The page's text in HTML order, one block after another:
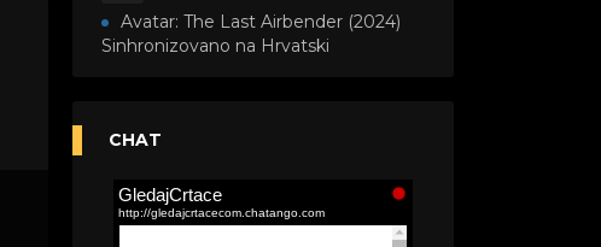
Avatar: The Last Airbender (2024)
Sinhronizovano na Hrvatski
(Sinhronizovano na Srpski)
Akademija čarolija (Wits Academy)
Sinhronizovano na Srpski
CHAT